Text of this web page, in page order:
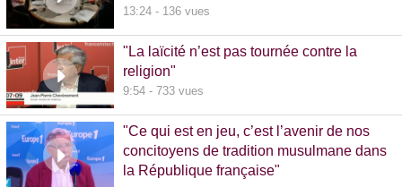
13:24 - 136 vues
"La laïcité n’est pas tournée contre la
religion"
9:54 - 733 vues
"Ce qui est en jeu, c’est l’avenir de nos
concitoyens de tradition musulmane dans
la République française"